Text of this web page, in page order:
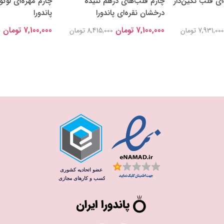
7,931,000 تومان
درخشان نقره‌ای پاندورا
7,100,000 تومان 8,415,000 تومان
پاندورا
7,100,000 تومان